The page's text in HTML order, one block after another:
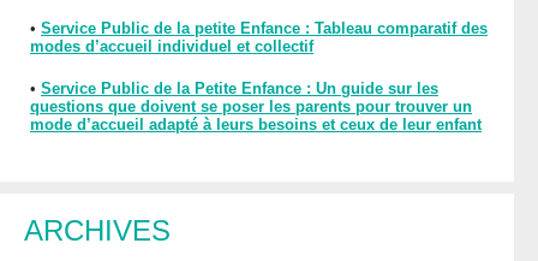
• Service Public de la petite Enfance : Tableau comparatif des
modes d’accueil individuel et collectif
• Service Public de la Petite Enfance : Un guide sur les
questions que doivent se poser les parents pour trouver un
mode d’accueil adapté à leurs besoins et ceux de leur enfant
ARCHIVES